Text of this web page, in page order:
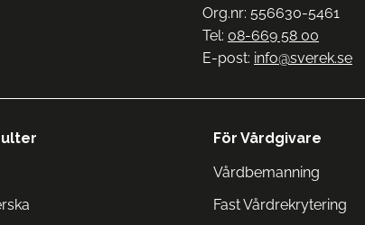
Org.nr: 556630-5461
Tel: 08-669 58 00
E-post: info@sverek.se
För Vårdgivare
Vårdbemanning
Fast Vårdrekrytering